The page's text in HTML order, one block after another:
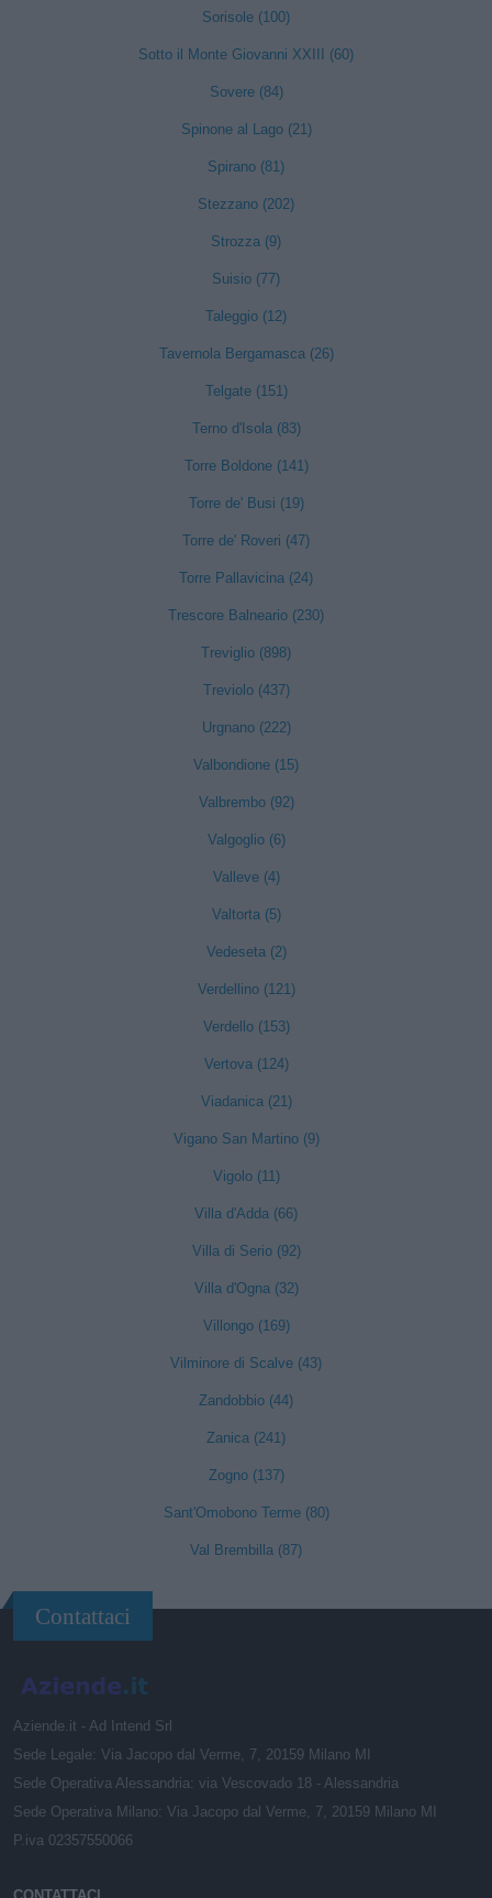
Sorisole (100)
Sotto il Monte Giovanni XXIII (60)
Sovere (84)
Spinone al Lago (21)
Spirano (81)
Stezzano (202)
Strozza (9)
Suisio (77)
Taleggio (12)
Tavernola Bergamasca (26)
Telgate (151)
Terno d'Isola (83)
Torre Boldone (141)
Torre de' Busi (19)
Torre de' Roveri (47)
Torre Pallavicina (24)
Trescore Balneario (230)
Treviglio (898)
Treviolo (437)
Urgnano (222)
Valbondione (15)
Valbrembo (92)
Valgoglio (6)
Valleve (4)
Valtorta (5)
Vedeseta (2)
Verdellino (121)
Verdello (153)
Vertova (124)
Viadanica (21)
Vigano San Martino (9)
Vigolo (11)
Villa d'Adda (66)
Villa di Serio (92)
Villa d'Ogna (32)
Villongo (169)
Vilminore di Scalve (43)
Zandobbio (44)
Zanica (241)
Zogno (137)
Sant'Omobono Terme (80)
Val Brembilla (87)
Contattaci
Aziende.it - Ad Intend Srl
Sede Legale: Via Jacopo dal Verme, 7, 20159 Milano MI
Sede Operativa Alessandria: via Vescovado 18 - Alessandria
Sede Operativa Milano: Via Jacopo dal Verme, 7, 20159 Milano MI
P.iva 02357550066